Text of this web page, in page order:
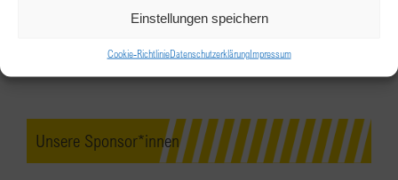
Einstellungen speichern
Cookie-RichtlinieDatenschutzerklärungImpressum
Unsere Sponsor*innen